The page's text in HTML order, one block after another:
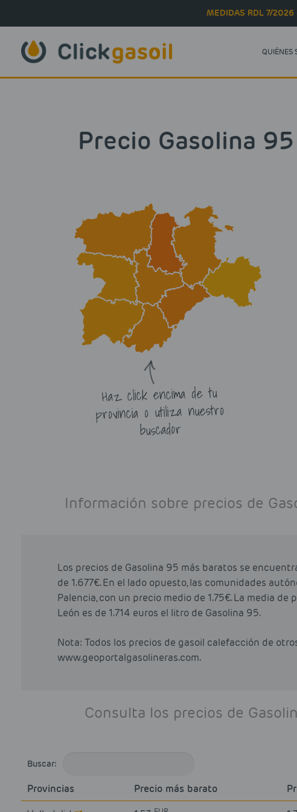
MEDIDAS RDL 7/2026
QUIÉNES
Precio Gasolina
Haz click encima de tu
provincia o utiliza nuestro
buscador
Información sobre precios de
Los precios de Gasolina 95 más baratos se
de 1.677€. En el lado opuesto, las comunidades
Palencia, con un precio medio de 1.75€. La media
León es de 1.714 euros el litro de Gasolina 95.
Nota: Todos los precios de gasoil calefacción de
www.geoportalgasolineras.com.
Consulta los precios de
Buscar:
Provincias Precio más barato